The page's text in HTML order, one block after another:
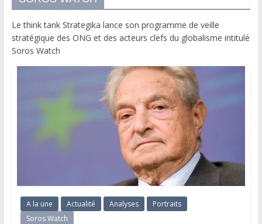
Le think tank Strategika lance son programme de veille
stratégique des ONG et des acteurs clefs du globalisme intitulé
Soros Watch
A la une Actualité Analyses
Portraits
Soros Watch